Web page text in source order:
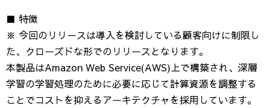
■ 特徴
※ 今回のリリースは導入を検討している顧客向けに制限し
た、クローズドな形でのリリースとなります。
本製品はAmazon Web Service(AWS)上で構築され、深層
学習の学習処理のために必要に応じて計算資源を調整する
ことでコストを抑えるアーキテクチャを採用しています。